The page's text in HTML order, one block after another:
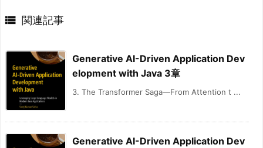
 関連記事
Generative AI-Driven Application Dev
elopment with Java 3章
3. The Transformer Saga—From Attention t ...
Generative AI-Driven Application Dev